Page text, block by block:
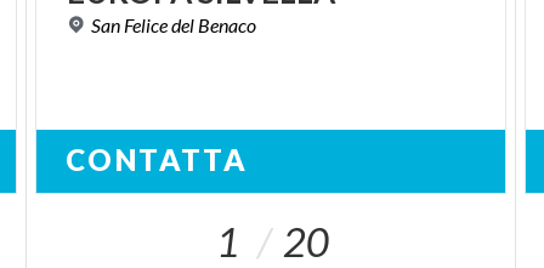
San Felicedel Benaco
CONTATTA
1 20